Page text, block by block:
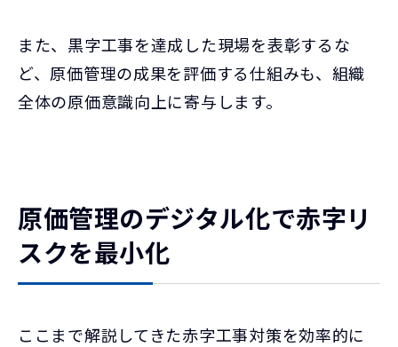
また、黒字工事を達成した現場を表彰するな
ど、原価管理の成果を評価する仕組みも、組織
全体の原価意識向上に寄与します。
原価管理のデジタル化で赤字リ
スクを最小化
ここまで解説してきた赤字工事対策を効率的に